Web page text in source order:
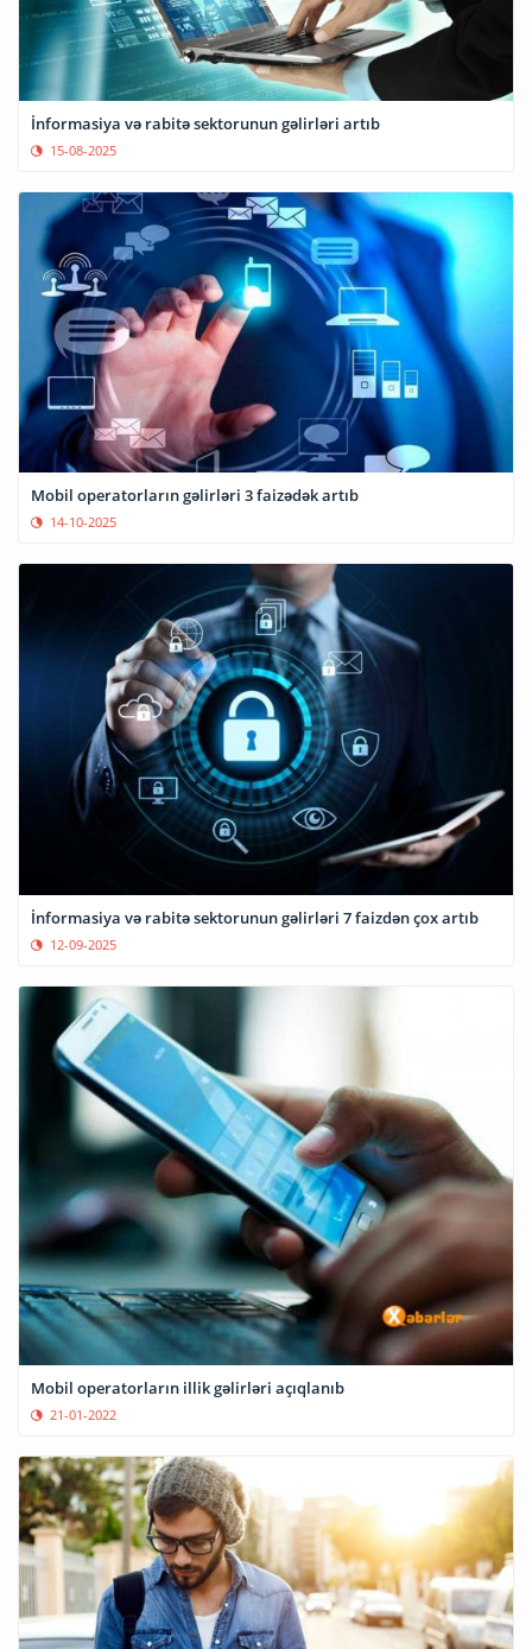
İnformasiya və rabitə sektorunun gəlirləri artıb
15-08-2025
Mobil operatorların gəlirləri 3 faizədək artıb
14-10-2025
İnformasiya və rabitə sektorunun gəlirləri 7 faizdən çox artıb
12-09-2025
Mobil operatorların illik gəlirləri açıqlanıb
21-01-2022